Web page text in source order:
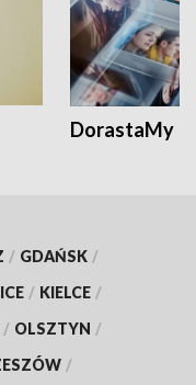
DorastaMy
/ GDAŃSK /
/ KIELCE /
/ OLSZTYN /
/